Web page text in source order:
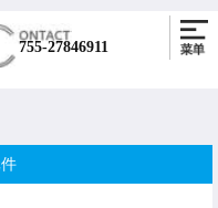
755-27846911